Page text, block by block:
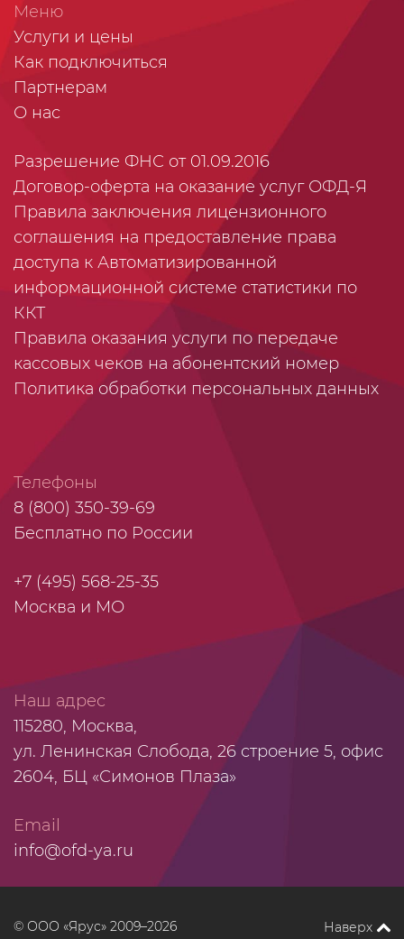
Меню
Услуги и цены
Как подключиться
Партнерам
О нас
Разрешение ФНС от 01.09.2016
Договор-оферта на оказание услуг ОФД-Я
Правила заключения лицензионного
соглашения на предоставление права
доступа к Автоматизированной
информационной системе статистики по
ККТ
Правила оказания услуги по передаче
кассовых чеков на абонентский номер
Политика обработки персональных данных
Телефоны
8 (800) 350-39-69
Бесплатно по России
+7 (495) 568-25-35
Москва и МО
Наш адрес
115280, Москва,
ул. Ленинская Слобода, 26 строение 5, офис
2604, БЦ «Симонов Плаза»
Email
info@ofd-ya.ru
Наверх
© ООО «Ярус» 2009–2026